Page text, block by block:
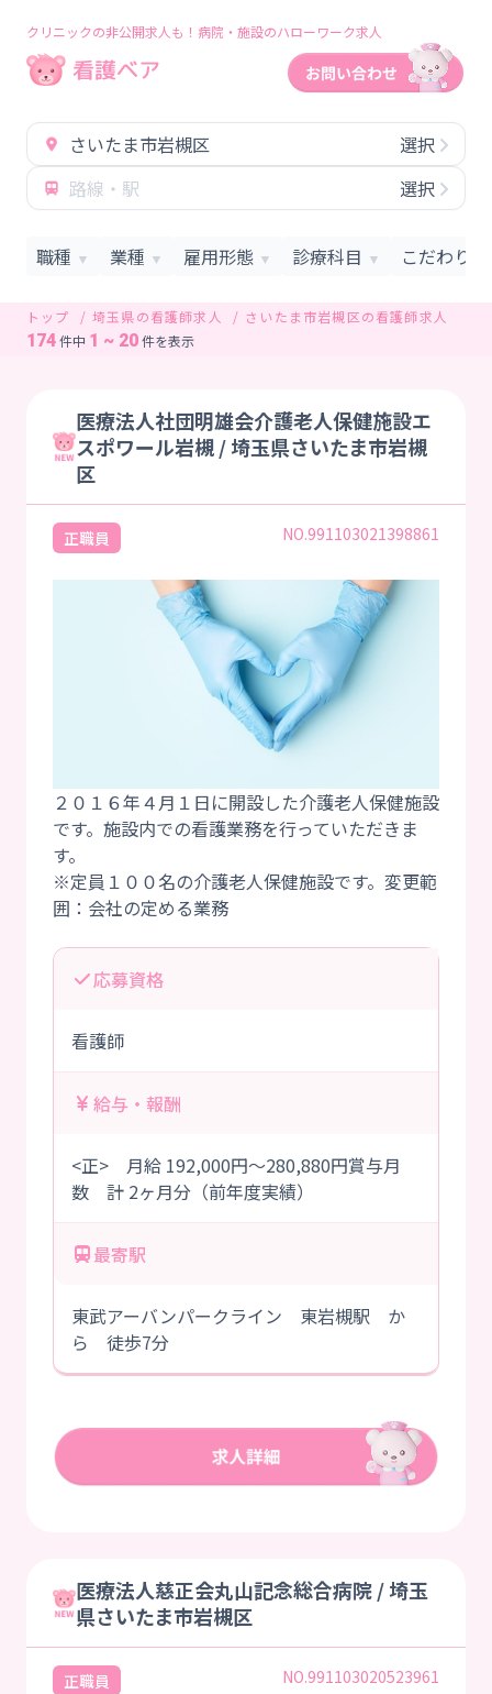
クリニックの非公開求人も！病院・施設のハローワーク求人
さいたま市岩槻区
選択
路線・駅
選択
職種 ▼ 業種 ▼ 雇用形態 ▼ 診療科目 ▼ こだわり
トップ 埼玉県の看護師求人 さいたま市岩槻区の看護師求人
174件中 1 ~ 20件を表示
医療法人社団明雄会介護老人保健施設エ
スポワール岩槻 / 埼玉県さいたま市岩槻
区
正職員 NO.991103021398861
２０１６年４月１日に開設した介護老人保健施設
です。施設内での看護業務を行っていただきま
す。
※定員１００名の介護老人保健施設です。変更範
応募資格
看護師
給与・報酬
<正> 月給 192,000円～280,880円賞与月
数 計 2ヶ月分（前年度実績）
最寄駅
東武アーバンパークライン 東岩槻駅 か
ら 徒歩7分
医療法人慈正会丸山記念総合病院 / 埼玉
県さいたま市岩槻区
正職員 NO.991103020523961